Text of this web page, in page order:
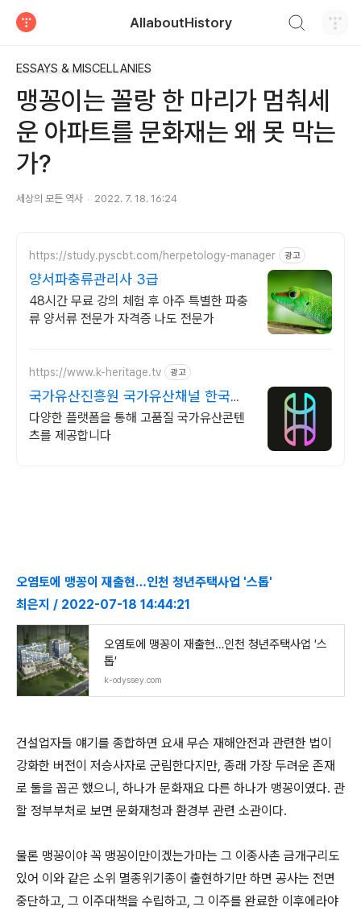
AllaboutHistory
ESSAYS & MISCELLANIES
맹꽁이는 꼴랑 한 마리가 멈춰세
운 아파트를 문화재는 왜 못 막는
가?
세상의 모든 역사 2022. 7. 18. 16:24
https://study.pyscbt.com/herpetology-manager 광고
양서파충류관리사 3급
48시간 무료 강의 체험 후 아주 특별한 파충
류 양서류 전문가 자격증 나도 전문가
https://www.k-heritage.tv 광고
국가유산진흥원 국가유산채널 한국의
세계유산 영상
다양한 플랫폼을 통해 고품질 국가유산콘텐
츠를 제공합니다
오염토에 맹꽁이 재출현…인천 청년주택사업 '스톱'
최은지 / 2022-07-18 14:44:21
오염토에 맹꽁이 재출현…인천 청년주택사업 ′스
톱′
k-odyssey.com
건설업자들 얘기를 종합하면 요새 무슨 재해안전과 관련한 법이
강화한 버전이 저승사자로 군림한다지만, 종래 가장 두려운 존재
로 둘을 꼽곤 했으니, 하나가 문화재요 다른 하나가 맹꽁이였다. 관
할 정부부처로 보면 문화재청과 환경부 관련 소관이다.
물론 맹꽁이야 꼭 맹꽁이만이겠는가마는 그 이종사촌 금개구리도
있어 이와 같은 소위 멸종위기종이 출현하기만 하면 공사는 전면
중단하고, 그 이주대책을 수립하고, 그 이주를 완료한 이후에라야